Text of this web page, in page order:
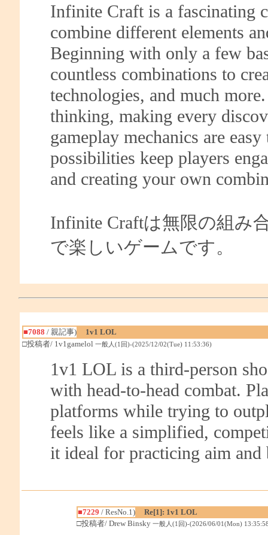
Infinite Craft is a fascinating
combine different elements
Beginning with only a few
countless combinations to
technologies, and much
thinking, making every
gameplay mechanics are
possibilities keep players
and creating your own
Infinite Craftは無限の組み
で楽しいゲームです。
■7088 / 親記事)
1v1 LOL
□投稿者/ 1v1gamelol 一般人(1回)-(2025/12/02(Tue) 11:53:36)
1v1 LOL is a third-person
with head-to-head combat.
platforms while trying to
feels like a simplified,
it ideal for practicing aim
■7229 / ResNo.1)
Re[1]: 1v1 LOL
□投稿者/ Drew Binsky 一般人(1回)-(2026/06/01(Mon)